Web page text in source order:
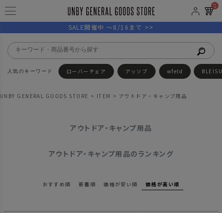
0
SALE開催中 ～8/16まで >>
ローバーチェア アッソブ wfeld
UNBY GENERAL GOODS STORE ITEM アウトドア・キャンプ用品
アウトドア・キャンプ用品
アウトドア・キャンプ用品のランキング
おすすめ順 新着順 価格が安い順 価格が高い順